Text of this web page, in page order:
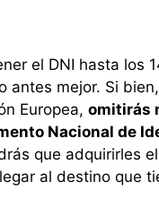
el DNI hasta los
antes mejor. Si
Europea, omitirás
Nacional de
que adquirirles
al destino que